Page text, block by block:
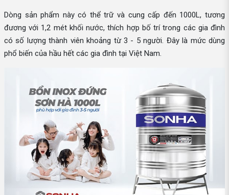
Dòng sản phẩm này có thể trữ và cung cấp đến 1000L, tương
đương với 1,2 mét khối nước, thích hợp bố trí trong các gia đình
có số lượng thành viên khoảng từ 3 - 5 người. Đây là mức dùng
phổ biến của hầu hết các gia đình tại Việt Nam.